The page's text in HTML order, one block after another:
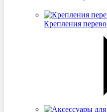
Крепления